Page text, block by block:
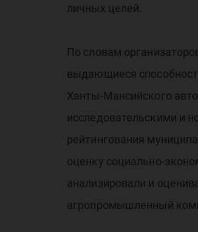
личных целей.
По словам
выдающиеся
Ханты-Мансийского
исследовательскими и
рейтингования
оценку социально-
анализировали и
агропромышленный